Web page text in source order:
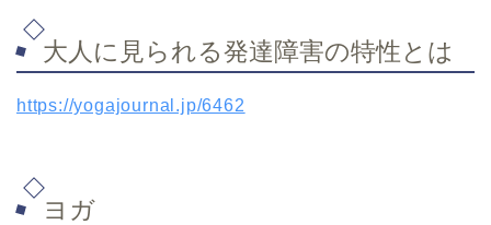
大人に見られる発達障害の特性とは
https://yogajournal.jp/6462
ヨガ